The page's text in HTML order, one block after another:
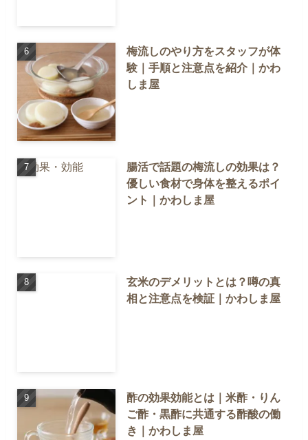
梅流しのやり方をスタッフが体
験｜手順と注意点を紹介｜かわ
しま屋
腸活で話題の梅流しの効果は？
優しい食材で身体を整えるポイ
ント｜かわしま屋
玄米のデメリットとは？噂の真
相と注意点を検証｜かわしま屋
酢の効果効能とは｜米酢・りん
ご酢・黒酢に共通する酢酸の働
き｜かわしま屋